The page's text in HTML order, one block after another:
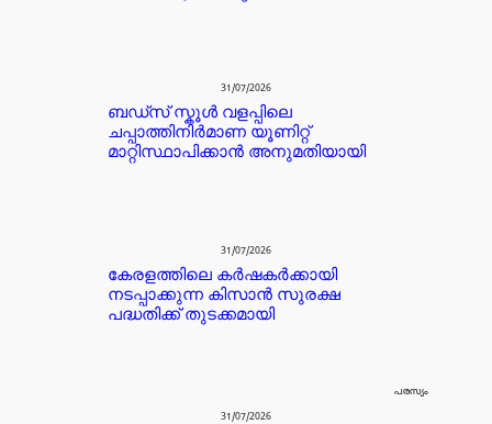
31/07/2026
ബഡ്‌സ് സ്കൂൾ വളപ്പിലെ
ചപ്പാത്തിനിർമാണ യൂണിറ്റ്
മാറ്റിസ്ഥാപിക്കാൻ അനുമതിയായി
31/07/2026
കേരളത്തിലെ കർഷകർക്കായി
നടപ്പാക്കുന്ന കിസാൻ സുരക്ഷ
പദ്ധതിക്ക് തുടക്കമായി
പരസ്യം
31/07/2026